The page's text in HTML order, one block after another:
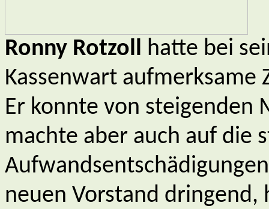
Ronny Rotzoll hatte bei
Kassenwart aufmerksame
Er konnte von steigenden
machte aber auch auf die
neuen Vorstand dringend,